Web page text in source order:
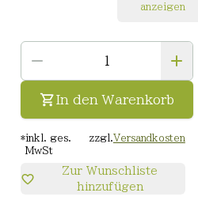
anzeigen
In den Warenkorb
*inkl. ges.
MwSt
zzgl. Versandkosten
Zur Wunschliste
hinzufügen